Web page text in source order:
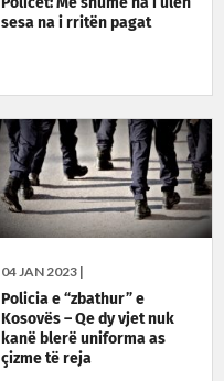
Policët: Më shumë na i ulën
sesa na i rritën pagat
04 JAN 2023 |
Policia e “zbathur” e
Kosovës – Qe dy vjet nuk
kanë blerë uniforma as
çizme të reja